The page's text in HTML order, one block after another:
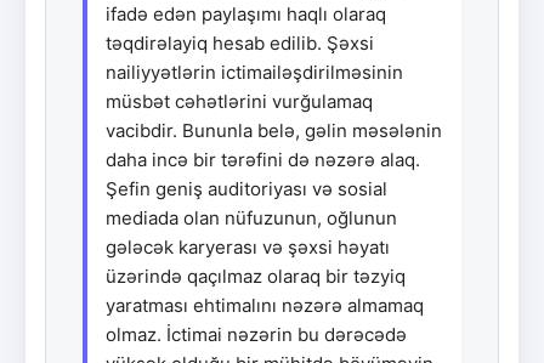
ifadə edən paylaşımı haqlı olaraq
təqdirəlayiq hesab edilib. Şəxsi
nailiyyətlərin ictimailəşdirilməsinin
müsbət cəhətlərini vurğulamaq
vacibdir. Bununla belə, gəlin məsələnin
daha incə bir tərəfini də nəzərə alaq.
Şefin geniş auditoriyası və sosial
mediada olan nüfuzunun, oğlunun
gələcək karyerası və şəxsi həyatı
üzərində qaçılmaz olaraq bir təzyiq
yaratması ehtimalını nəzərə almamaq
olmaz. İctimai nəzərin bu dərəcədə